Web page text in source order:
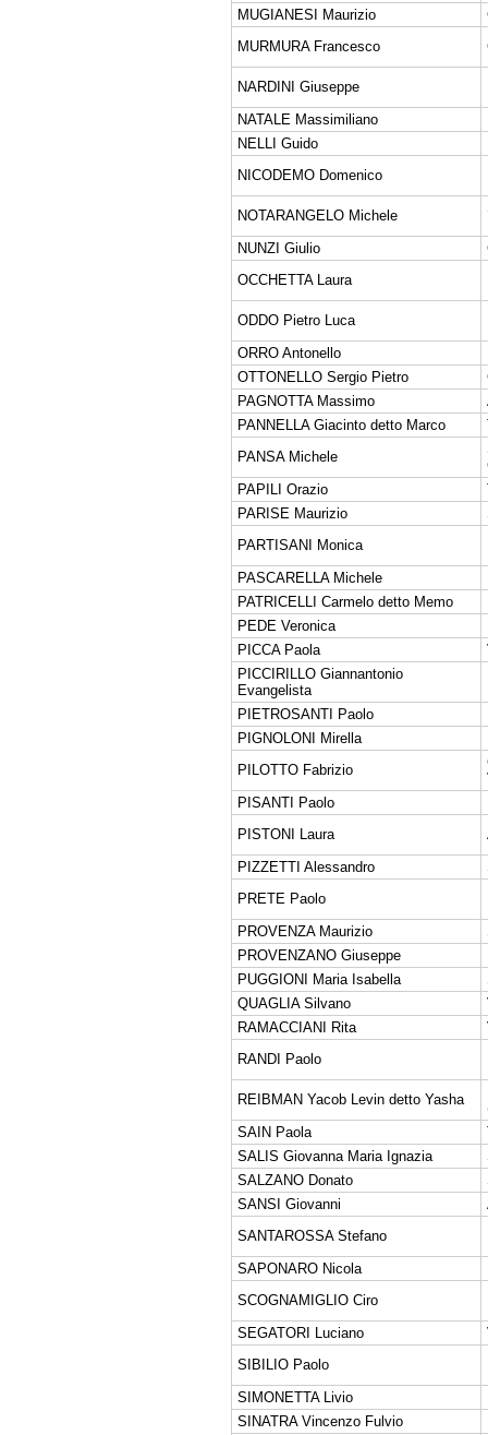
MUGIANESI Maurizio
MURMURA Francesco
NARDINI Giuseppe
NATALE Massimiliano
NELLI Guido
NICODEMO Domenico
NOTARANGELO Michele
NUNZI Giulio
OCCHETTA Laura
ODDO Pietro Luca
ORRO Antonello
OTTONELLO Sergio Pietro
PAGNOTTA Massimo
PANNELLA Giacinto detto Marco
PANSA Michele
PAPILI Orazio
PARISE Maurizio
PARTISANI Monica
PASCARELLA Michele
PATRICELLI Carmelo detto Memo
PEDE Veronica
PICCA Paola
PICCIRILLO Giannantonio
Evangelista
PIETROSANTI Paolo
PIGNOLONI Mirella
PILOTTO Fabrizio
PISANTI Paolo
PISTONI Laura
PIZZETTI Alessandro
PRETE Paolo
PROVENZA Maurizio
PROVENZANO Giuseppe
PUGGIONI Maria Isabella
QUAGLIA Silvano
RAMACCIANI Rita
RANDI Paolo
REIBMAN Yacob Levin detto Yasha
SAIN Paola
SALIS Giovanna Maria Ignazia
SALZANO Donato
SANSI Giovanni
SANTAROSSA Stefano
SAPONARO Nicola
SCOGNAMIGLIO Ciro
SEGATORI Luciano
SIBILIO Paolo
SIMONETTA Livio
SINATRA Vincenzo Fulvio